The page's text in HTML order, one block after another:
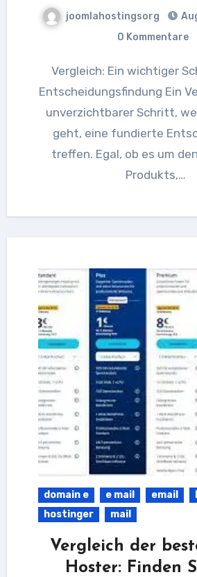
joomlahostingsorg
0 Kommentare
Vergleich: Ein wichtiger Schritt bei der
Entscheidungsfindung Ein
unverzichtbarer Schritt,
geht, eine fundierte
treffen. Egal, ob es um
Produkts,…
domain e e mail email
hostinger
mail
Vergleich der
Hoster: Finden